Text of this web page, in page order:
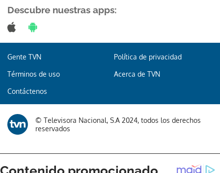
Descubre nuestras apps:
Gente TVN Política de privacidad
Términos de uso Acerca de TVN
Contáctenos
© Televisora Nacional, S.A 2024, todos los derechos
reservados